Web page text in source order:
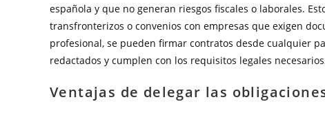
española y que no generan riesgos fiscales o laborales.
transfronterizos o convenios con empresas que exigen
profesional, se pueden firmar contratos desde cualquier
redactados y cumplen con los requisitos legales
Ventajas de delegar las